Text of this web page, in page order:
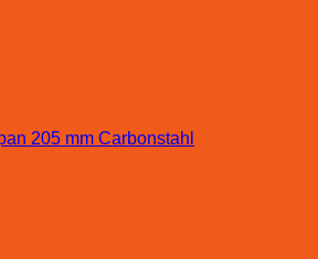
205 mm Carbonstahl